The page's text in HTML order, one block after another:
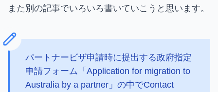
また別の記事でいろいろ書いていこうと思います。
パートナービザ申請時に提出する政府指定
申請フォーム「Application for migration to
Australia by a partner」の中でContact